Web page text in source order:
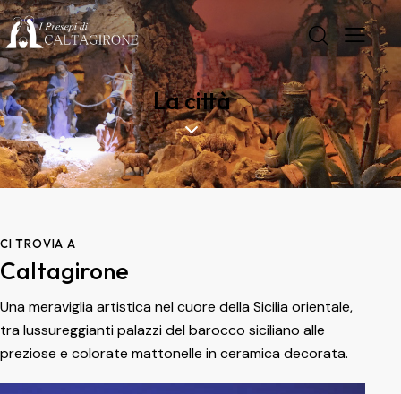
La città
CI TROVIA A
Caltagirone
Una meraviglia artistica nel cuore della Sicilia orientale,
tra lussureggianti palazzi del barocco siciliano alle
preziose e colorate mattonelle in ceramica decorata.